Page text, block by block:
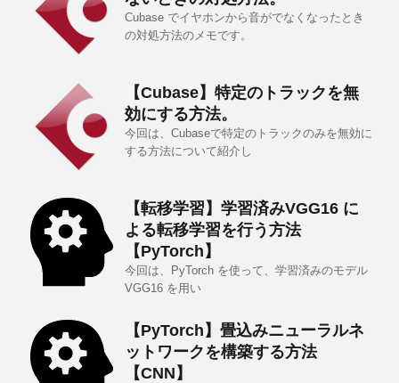
Cubase でイヤホンから音がでなくなったとき
の対処方法のメモです。
【Cubase】特定のトラックを無
効にする方法。
今回は、Cubaseで特定のトラックのみを無効に
する方法について紹介し
【転移学習】学習済みVGG16 に
よる転移学習を行う方法
【PyTorch】
今回は、PyTorch を使って、学習済みのモデル
VGG16 を用い
【PyTorch】畳込みニューラルネ
ットワークを構築する方法
【CNN】